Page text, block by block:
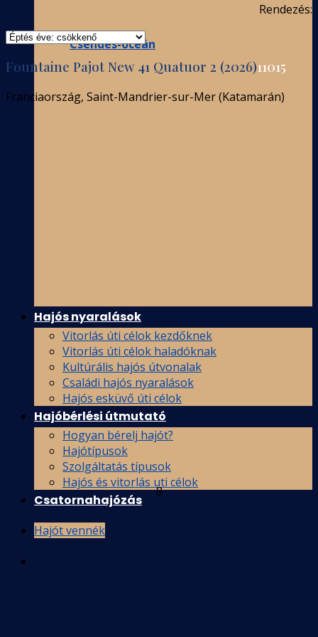
Csendes-óceán
Hajós nyaralások
Vitorlás úti célok kezdőknek
Vitorlás úti célok haladóknak
Kultúrális hajós útvonalak
Családi hajós nyaralások
Hajós esküvő úti célok
Hajóbérlési útmutató
Hogyan bérelj hajót?
Hajótípusok
Szolgáltatás típusok
Hajós és vitorlás uti célok
Csatornahajózás
Hajót vennék
Rendezés:
Fountaine Pajot New 41 Quatuor 2 (2026)11015
Franciaország, Saint-Mandrier-sur-Mer (Katamarán)
8